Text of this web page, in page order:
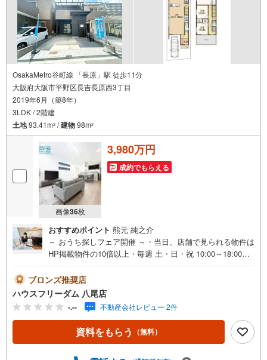
OsakaMetro谷町線 「長原」駅 徒歩11分
大阪府大阪市平野区長吉長原西3丁目
2019年6月（築8年）
3LDK / 2階建
土地93.41m2 /建物98m2
画像36枚
3,980万円
成約でもらえる
おすすめポイント 熊元 純之介
～ おうち探しフェア開催 ～・当日、店舗で見られる物件は
HP掲載物件の10倍以上・毎週 土・日・祝 10:00～18:00・
帰りや、お子様連れも大歓迎です！・物件最寄りの駅まで
無料送迎させて頂きます・「見るだけ・聞くだけ」OK！・
お出かけついでにお立ち寄りください----*----*----*--・物件多
数取り揃えております・ハウスフリーダムは【東証スタン
ダード上場企業】です・設計から請負工事まで承っており
ます・当日にご見学頂ける当社施工のモデルハウス多数あ
ブロンズ推奨店
ハウスフリーダム 八尾店
-.-- 不動産会社レビュー 2件
資料をもらう （無料）